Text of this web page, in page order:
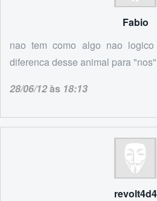
Fabio
nao tem como algo nao
diferenca desse animal para
28/06/12às 18:13
revolt4d4